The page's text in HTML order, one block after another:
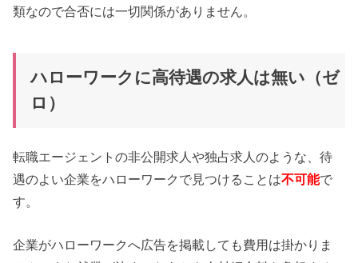
類なので合否には一切関係がありません。
ハローワークに高待遇の求人は無い（ゼ
ロ）
転職エージェントの非公開求人や独占求人のような、待
遇のよい企業をハローワークで見つけることは不可能で
す。
企業がハローワークへ広告を掲載しても費用は掛かりま